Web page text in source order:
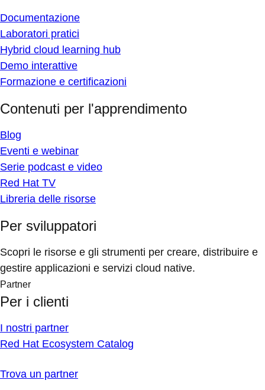
Documentazione
Laboratori pratici
Hybrid cloud learning hub
Demo interattive
Formazione e certificazioni
Contenuti per l'apprendimento
Blog
Eventi e webinar
Serie podcast e video
Red Hat TV
Libreria delle risorse
Per sviluppatori
Scopri le risorse e gli strumenti per creare, distribuire e
gestire applicazioni e servizi cloud native.
Partner
Per i clienti
I nostri partner
Red Hat Ecosystem Catalog
Trova un partner